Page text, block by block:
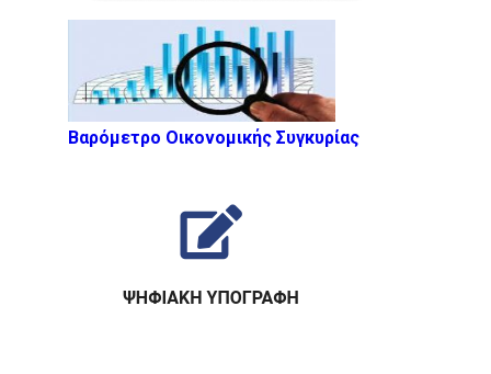
Βαρόμετρο Οικονομικής Συγκυρίας